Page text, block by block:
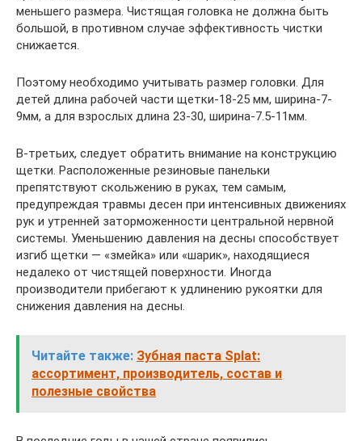
меньшего размера. Чистящая головка не должна быть
большой, в противном случае эффективность чистки
снижается.
Поэтому необходимо учитывать размер головки. Для
детей длина рабочей части щетки-18-25 мм, ширина-7-
9мм, а для взрослых длина 23-30, ширина-7.5-11мм.
В-третьих, следует обратить внимание на конструкцию
щетки. Расположенные резиновые панельки
препятствуют скольжению в руках, тем самым,
предупреждая травмы десен при интенсивных движениях
рук и утренней заторможенности центральной нервной
системы. Уменьшению давления на десны способствует
изгиб щетки — «змейка» или «шарик», находящиеся
недалеко от чистящей поверхности. Иногда
производители прибегают к удлинению рукоятки для
снижения давления на десны.
Читайте также: Зубная паста Splat:
ассортимент, производитель, состав и
полезные свойства